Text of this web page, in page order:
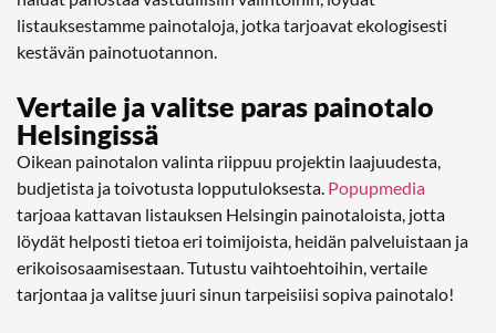
listauksestamme painotaloja, jotka tarjoavat ekologisesti
kestävän painotuotannon.
Vertaile ja valitse paras painotalo
Helsingissä
Oikean painotalon valinta riippuu projektin laajuudesta,
budjetista ja toivotusta lopputuloksesta. Popupmedia
tarjoaa kattavan listauksen Helsingin painotaloista, jotta
löydät helposti tietoa eri toimijoista, heidän palveluistaan ja
erikoisosaamisestaan. Tutustu vaihtoehtoihin, vertaile
tarjontaa ja valitse juuri sinun tarpeisiisi sopiva painotalo!